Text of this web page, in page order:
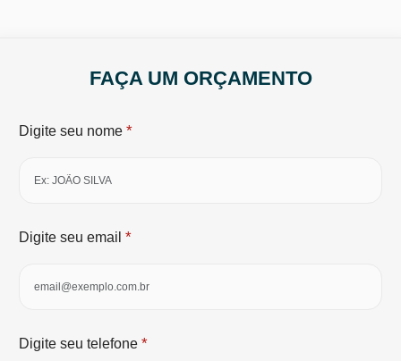
FAÇA UM ORÇAMENTO
Digite seu nome *
Digite seu email *
Digite seu telefone *